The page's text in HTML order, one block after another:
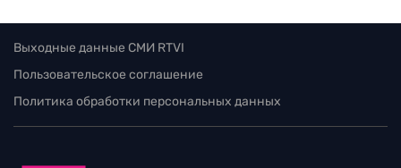
Выходные данные СМИ RTVI
Пользовательское соглашение
Политика обработки персональных данных